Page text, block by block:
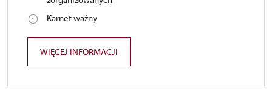
Karnet ważny
WIĘCEJ INFORMACJI